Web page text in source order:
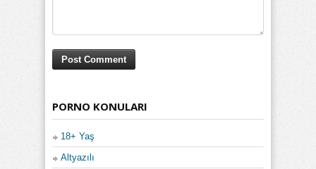
PORNO KONULARI
18+ Yaş
Altyazılı